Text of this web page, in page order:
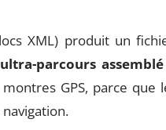
XML) produit un
parcours
GPS, parce